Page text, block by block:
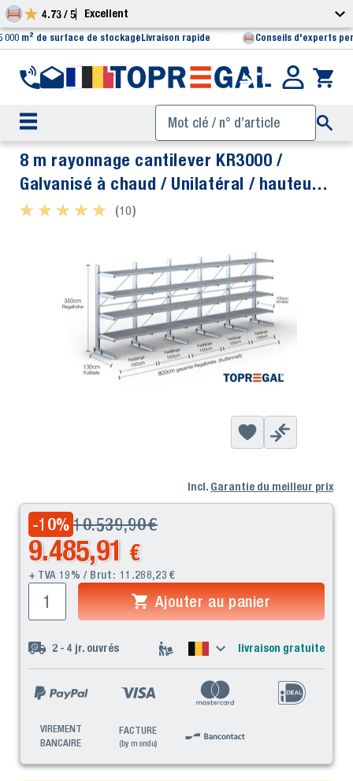
4.73 / 5 Excellent
000 m² de surface de stockage Livraison rapide Conseils d'experts
8 m rayonnage cantilever KR3000 /
Galvanisé à chaud / Unilatéral / hauteur
3,5 m / 100 cm cantilever profondeur / 4
★ ★ ★ ★ ★
★ ★ ★ ★ ★ (10)
Incl. Garantie du meilleur prix
-10%10.539,90€
9.485,91 €
+ TVA 19% / Brut: 11.288,23 €
Ajouter au panier
2 - 4 jr. ouvrés livraison gratuite
VIREMENT
BANCAIRE
FACTURE
(by mondu)